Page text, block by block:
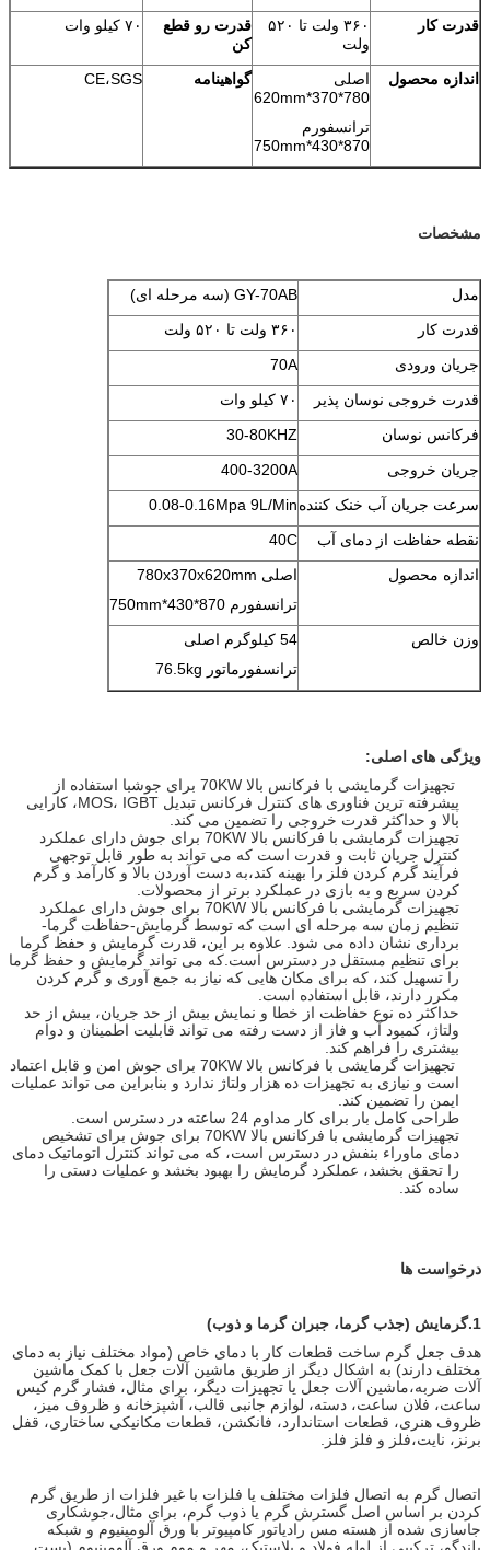
قدرت کار
۳۶۰ ولت تا ۵۲۰
ولت
قدرت رو قطع
کن
۷۰ کیلو وات
اندازه محصول
اصلی
780*370*620mm
ترانسفورم
870*430*750mm
گواهینامه CE،SGS
مشخصات
مدل
GY-70AB (سه مرحله ای)
قدرت کار
۳۶۰ ولت تا ۵۲۰ ولت
جریان ورودی
70A
قدرت خروجی نوسان پذیر
۷۰ کیلو وات
فرکانس نوسان
30-80KHZ
جریان خروجی
400-3200A
سرعت جریان آب خنک کننده0.08-0.16Mpa 9L/Min
نقطه حفاظت از دمای آب
40C
اندازه محصول
اصلی 780x370x620mm
ترانسفورم 870*430*750mm
وزن خالص
54 کیلوگرم اصلی
ترانسفورماتور 76.5kg
ویژگی های اصلی:
تجهیزات گرمایشی با فرکانس بالا 70KW برای جوش
با استفاده از
پیشرفته ترین فناوری های کنترل فرکانس تبدیل MOS، IGBT، کارایی
بالا و حداکثر قدرت خروجی را تضمین می کند.
تجهیزات گرمایشی با فرکانس بالا 70KW برای جوش
دارای عملکرد
کنترل جریان ثابت و قدرت است که می تواند به طور قابل توجهی
فرآیند گرم کردن فلز را بهینه کند،به دست آوردن بالا و کارآمد و گرم
کردن سریع و به بازی در عملکرد برتر از محصولات.
تجهیزات گرمایشی با فرکانس بالا 70KW برای جوش
دارای عملکرد
تنظیم زمان سه مرحله ای است که توسط گرمایش-حفاظت گرما-
برداری نشان داده می شود. علاوه بر این، قدرت گرمایش و حفظ گرما
برای تنظیم مستقل در دسترس است.که می تواند گرمایش و حفظ گرما
را تسهیل کند، که برای مکان هایی که نیاز به جمع آوری و گرم کردن
مکرر دارند، قابل استفاده است.
حداکثر ده نوع حفاظت از خطا و نمایش بیش از حد جریان، بیش از حد
ولتاژ، کمبود آب و فاز از دست رفته می تواند قابلیت اطمینان و دوام
بیشتری را فراهم کند.
تجهیزات گرمایشی با فرکانس بالا 70KW برای جوش
امن و قابل اعتماد
است و نیازی به تجهیزات ده هزار ولتاژ ندارد و بنابراین می تواند عملیات
ایمن را تضمین کند.
طراحی کامل بار برای کار مداوم 24 ساعته در دسترس است.
تجهیزات گرمایشی با فرکانس بالا 70KW برای جوش
برای تشخیص
دمای ماوراء بنفش در دسترس است، که می تواند کنترل اتوماتیک دمای
را تحقق بخشد، عملکرد گرمایش را بهبود بخشد و عملیات دستی را
ساده کند.
درخواست ها
1. گرمایش (جذب گرما، جبران گرما و ذوب)
هدف جعل گرم ساخت قطعات کار با دمای خاص (مواد مختلف نیاز به دمای
مختلف دارند) به اشکال دیگر از طریق ماشین آلات جعل با کمک ماشین
آلات ضربه،ماشین آلات جعل یا تجهیزات دیگر، برای مثال، فشار گرم کیس
ساعت، فلان ساعت، دسته، لوازم جانبی قالب، آشپزخانه و ظروف میز،
ظروف هنری، قطعات استاندارد، فانکشن، قطعات مکانیکی ساختاری، قفل
برنز، نایت،فلز و فلز فلز.
اتصال گرم به اتصال فلزات مختلف یا فلزات با غیر فلزات از طریق گرم
کردن بر اساس اصل گسترش گرم یا ذوب گرم، برای مثال،جوشکاری
جاسازی شده از هسته مس رادیاتور کامپیوتر با ورق آلومینیوم و شبکه